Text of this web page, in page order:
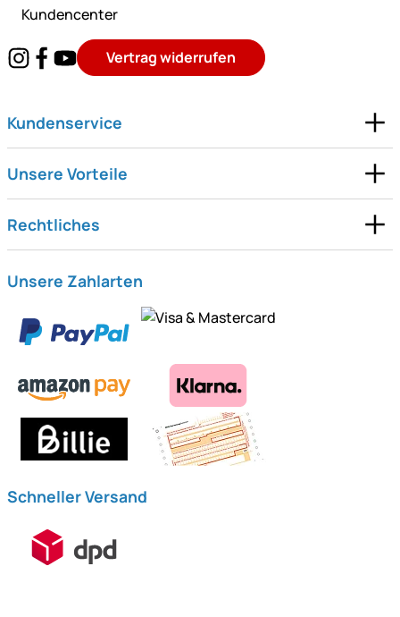
Kundencenter
Vertrag widerrufen
Kundenservice
Unsere Vorteile
Rechtliches
Unsere Zahlarten
Schneller Versand